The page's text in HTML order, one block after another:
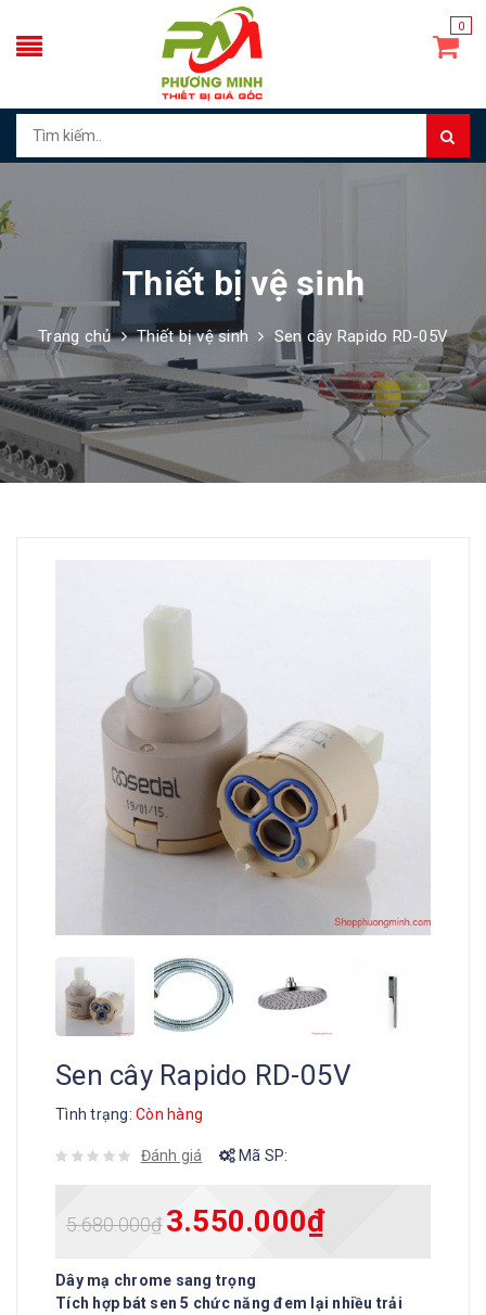
0
Thiết bị vệ sinh
Trang chủ Thiết bị vệ sinh Sen cây Rapido RD-05V
Sen cây Rapido RD-05V
Tình trạng: Còn hàng
Đánh giá Mã SP:
5.680.000₫ 3.550.000₫
Dây mạ chrome sang trọng
Tích hợp bát sen 5 chức năng đem lại nhiều trải